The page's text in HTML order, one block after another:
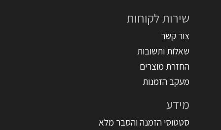
שירות לקוחות
צור קשר
שאלות ותשובות
החזרת מוצרים
מעקב הזמנות
מידע
סטטוסי הזמנה והסבר מלא